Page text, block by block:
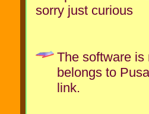
sorry just curious
The software is
belongs to
link.